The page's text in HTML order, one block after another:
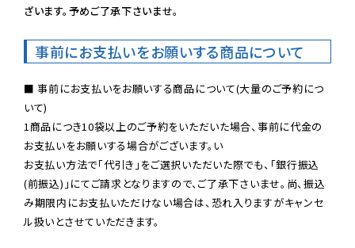
ざいます。予めご了承下さいませ。
事前にお支払いをお願いする商品について
■ 事前にお支払いをお願いする商品について(大量のご予約につ
いて)
1商品につき10袋以上のご予約をいただいた場合、事前に代金の
お支払いをお願いする場合がございます。い
お支払い方法で「代引き」をご選択いただいた際でも、「銀行振込
(前振込)」にてご請求となりますので、ご了承下さいませ。尚、振込
み期限内にお支払いただけない場合は、恐れ入りますがキャンセ
ル扱いとさせていただきます。